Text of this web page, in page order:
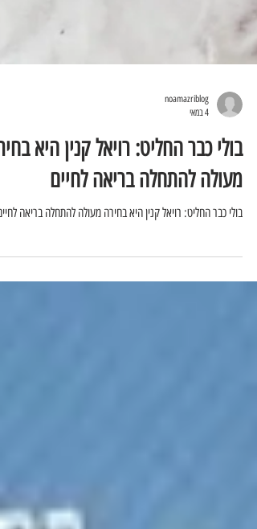
4 במאי
בולי כבר החליט: רויאל קנין היא
מעולה להתחלה בריאה לחיים